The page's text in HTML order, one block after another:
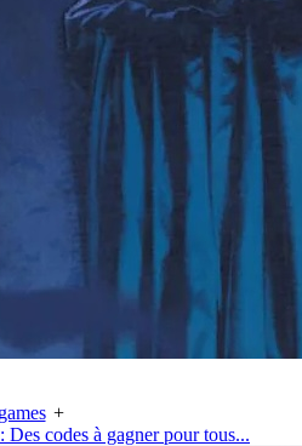
games +
codes à gagner pour tous...